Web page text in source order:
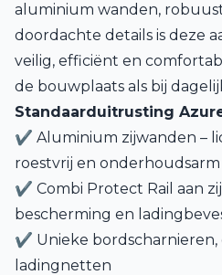
aluminium wanden,
doordachte details is deze
veilig, efficiënt en
de bouwplaats als bij
Standaarduitrusting
✔ Aluminium zijwanden –
roestvrij en onderhoudsarm
✔ Combi Protect Rail aan
bescherming en
✔ Unieke bordscharnieren,
ladingnetten